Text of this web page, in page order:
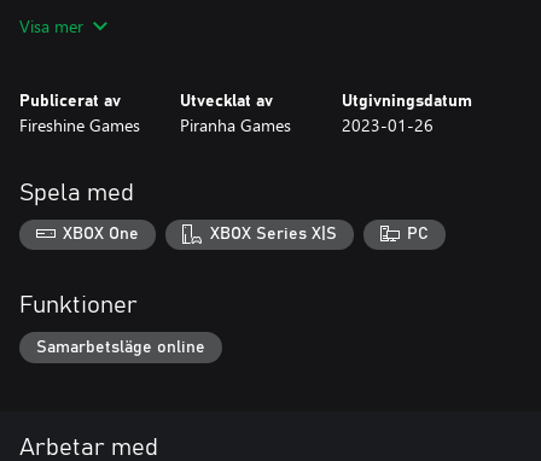
● Att jobba i områden som garnisonerats av rivaliserande
● Den ökända Prisjägaren betalar för underrättelser om
rivaliserande legosoldater, vilket kan leda till värdefulla belöningar
GRATIS UPPDATERING AV SPELET
● Flera stora förbättringar av AI:ns prestationsförmåga och
● Omdesignad 'Mech-hangar låter dig utöka din uppställning
● Många underlättande förbättringar som gör
Visa mer
Publicerat av
Fireshine Games
Utvecklat av
Piranha Games
Utgivningsdatum
2023-01-26
Spela med
XBOX One XBOX Series X|S PC
Funktioner
Samarbetsläge online
Arbetar med